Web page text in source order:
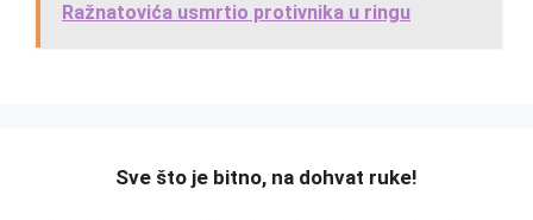
Ražnatovića usmrtio protivnika u ringu
️Sve što je bitno, na dohvat ruke!